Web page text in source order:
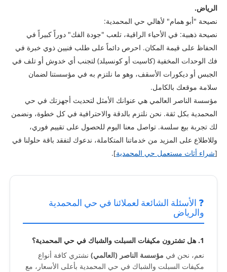
الرياض.
نصيحة "أبو همام" لأهالي حي المحمدية:
​نصيحة ذهبية: في الأحياء الراقية، تلعب "جودة الفك" دوراً كبيراً في
الحفاظ على قيمة المكان. احرص دائماً على طلب فنيين ذوي خبرة في
فك الوحدات المخفية (كاسيت أو كونسيلد) لتجنب أي خدوش أو تلف في
الجبس أو ديكورات الأسقف، وهو ما نلتزم به في مؤسستنا لضمان
سلامة موقعك بالكامل.
مؤسسة الناصر العالمي هي عنوانك الأمثل لتحديث أجهزتك في حي
المحمدية بكل ثقة. نحن نلتزم بالدقة والاحترافية في كل خطوة، ونضمن
لك تجربة بيع سلسة. تواصل معنا اليوم للحصول على تقييم فوري،
وللاطلاع على المزيد من خدماتنا المتكاملة، ندعوك لتفقد باقة حلولنا في
[شراء أثاث مستعمل حي المحمدية].
❓ الأسئلة الشائعة لعملائنا في حي المحمدية
والرياض
1. هل تشترون مكيفات السبلت والشباك في حي المحمدية؟
نعم، نحن في مؤسسة الناصر (العالمي)نشتري كافة أنواع
مكيفات السبلت والشباك في حي المحمدية بأعلى الأسعار، مع